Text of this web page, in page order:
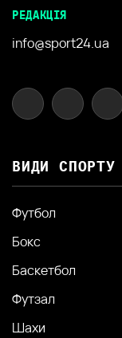
РЕДАКЦІЯ
info@sport24.ua
ВИДИ СПОРТУ
Футбол
Бокс
Баскетбол
Футзал
Шахи